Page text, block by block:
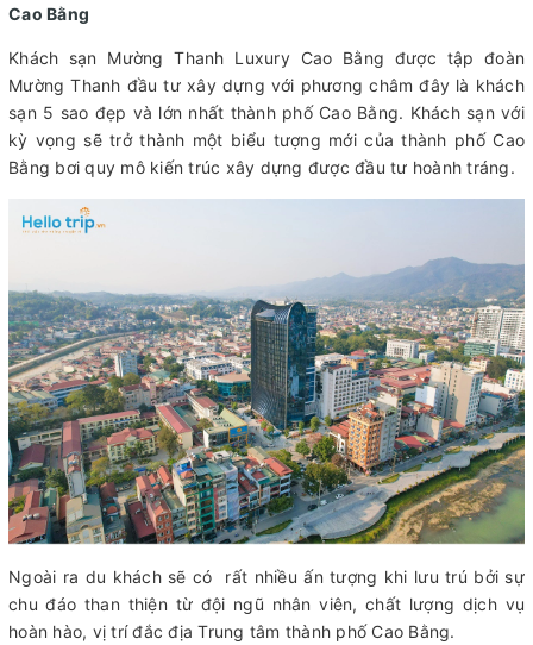
Cao Bằng
Khách sạn Mường Thanh Luxury Cao Bằng được tập đoàn
Mường Thanh đầu tư xây dựng với phương châm đây là khách
sạn 5 sao đẹp và lớn nhất thành phố Cao Bằng. Khách sạn với
kỳ vọng sẽ trở thành một biểu tượng mới của thành phố Cao
Bằng bơi quy mô kiến trúc xây dựng được đầu tư hoành tráng.
Ngoài ra du khách sẽ có rất nhiều ấn tượng khi lưu trú bởi sự
chu đáo than thiện từ đội ngũ nhân viên, chất lượng dịch vụ
hoàn hào, vị trí đắc địa Trung tâm thành phố Cao Bằng.